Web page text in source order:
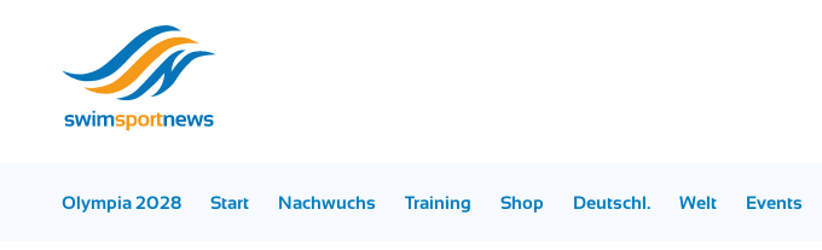
Olympia 2028 Start Nachwuchs Training Shop Deutschl. Welt Events